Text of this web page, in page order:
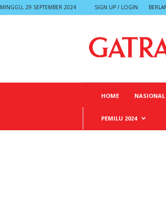
MINGGU, 29 SEPTEMBER 2024 SIGN UP / LOGIN
HOME NASIONAL
PEMILU 2024